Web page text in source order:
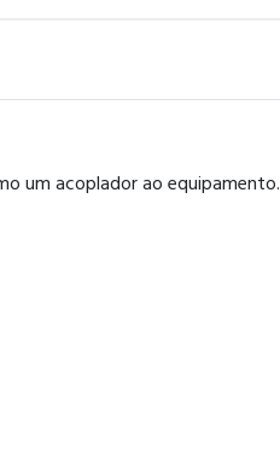
um acoplador ao equipamento.